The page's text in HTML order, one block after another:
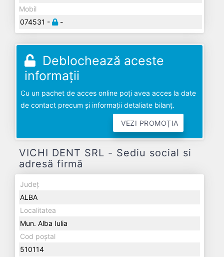
Mobil
074531 -
-
Deblochează aceste
informații
Cu un pachet de acces online poți avea acces la date
de contact precum și informații detaliate bilanț.
VEZI PROMOȚIA
VICHI DENT SRL - Sediu social si
adresă firmă
Județ
ALBA
Localitatea
Mun. Alba Iulia
Cod poștal
510114